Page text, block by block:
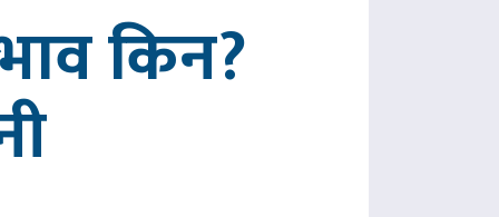
किन?